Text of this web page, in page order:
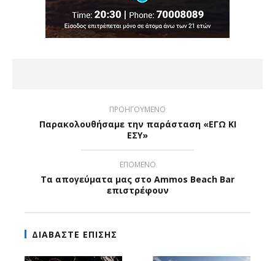
ΠΡΟΗΓΟΥΜΕΝΟ
Παρακολουθήσαμε την παράσταση «ΕΓΩ ΚΙ
ΕΣΥ»
ΕΠΟΜΕΝΟ
Τα απογεύματα μας στο Ammos Beach Bar
επιστρέφουν
ΔΙΑΒΑΣΤΕ ΕΠΙΣΗΣ